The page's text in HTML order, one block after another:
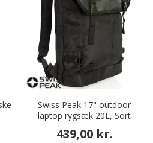
Swiss Peak 17" outdoor
laptop rygsæk 20L, Sort
439,00 kr.